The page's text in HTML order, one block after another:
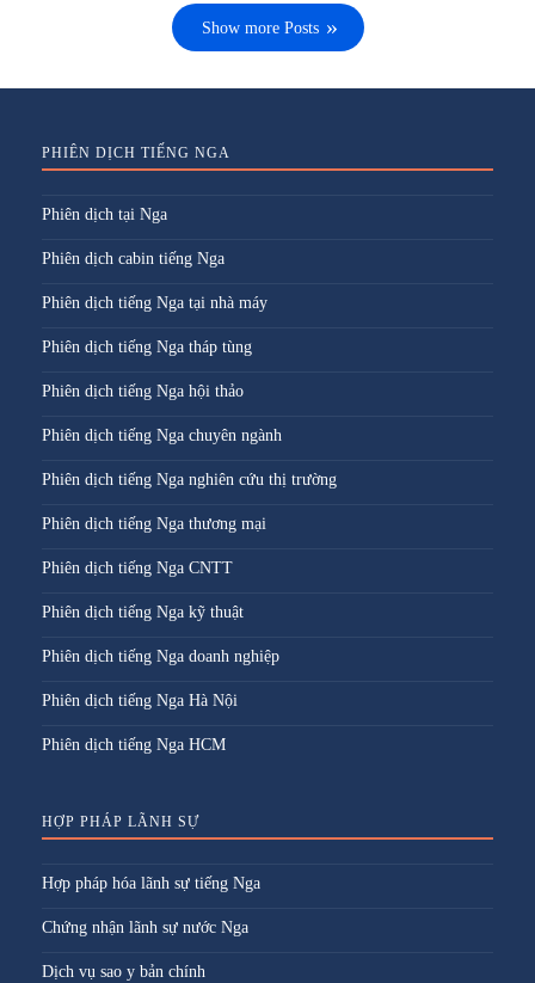
Show more Posts
PHIÊN DỊCH TIẾNG NGA
Phiên dịch tại Nga
Phiên dịch cabin tiếng Nga
Phiên dịch tiếng Nga tại nhà máy
Phiên dịch tiếng Nga tháp tùng
Phiên dịch tiếng Nga hội thảo
Phiên dịch tiếng Nga chuyên ngành
Phiên dịch tiếng Nga nghiên cứu thị trường
Phiên dịch tiếng Nga thương mại
Phiên dịch tiếng Nga CNTT
Phiên dịch tiếng Nga kỹ thuật
Phiên dịch tiếng Nga doanh nghiệp
Phiên dịch tiếng Nga Hà Nội
Phiên dịch tiếng Nga HCM
HỢP PHÁP LÃNH SỰ
Hợp pháp hóa lãnh sự tiếng Nga
Chứng nhận lãnh sự nước Nga
Dịch vụ sao y bản chính